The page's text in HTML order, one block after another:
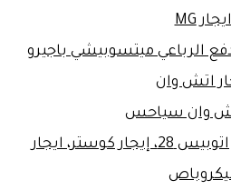
ايجار MG
الرباعي ميتسوبيشي باجيرو
اتش وان
وان سياحس
ايجار اتوبيس 33 ايجار اتوبيس 28، إيجار كوستر، ايجار